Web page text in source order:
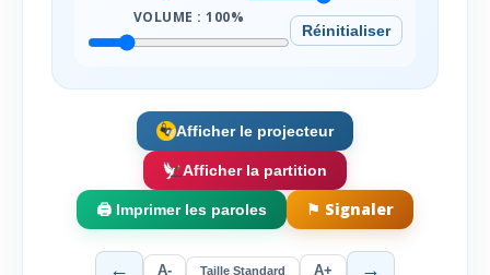
VOLUME :100%
Réinitialiser
Afficher le projecteur
Afficher la partition
🖨️ Imprimer les paroles ⚑ Signaler
← A- Taille Standard A+ →